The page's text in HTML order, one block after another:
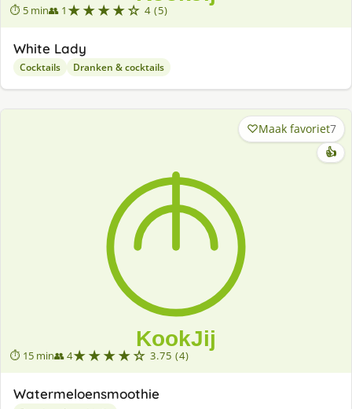
⏱ 5 min👥 1 ★★★★☆ 4 (5)
White Lady
Cocktails Dranken & cocktails
⏱ 15 min👥 4★★★★☆ 3.75 (4)
Maak favoriet7
👍
Watermeloensmoothie